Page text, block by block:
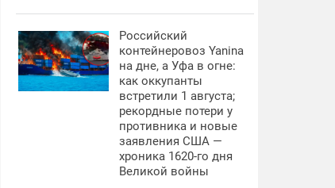
Российский
контейнеровоз Yanina
на дне, а Уфа в огне:
как оккупанты
встретили 1 августа;
рекордные потери у
противника и новые
заявления США —
хроника 1620-го дня
Великой войны